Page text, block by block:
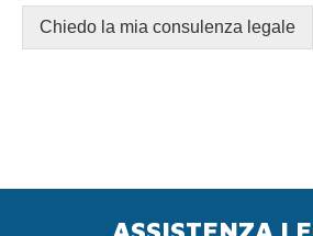
Chiedo la mia consulenza legale